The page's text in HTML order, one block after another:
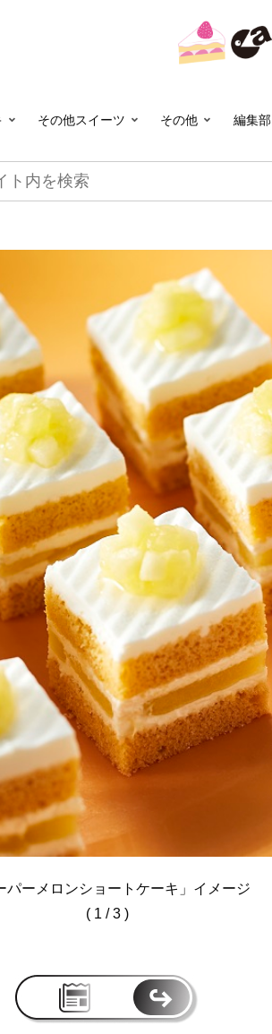
その他スイーツ その他 編集部
パーメロンショートケーキ」イメージ
( 1 / 3 )